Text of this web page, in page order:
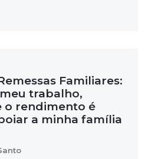
Familiares:
trabalho,
o rendimento é
a minha família